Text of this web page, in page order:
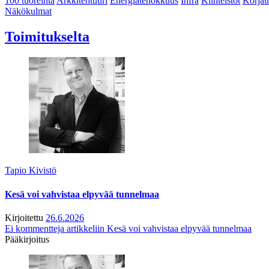
Näkökulmat
Toimitukselta
Tapio Kivistö
Kesä voi vahvistaa elpyvää tunnelmaa
Kirjoitettu 26.6.2026
Ei kommentteja artikkeliin Kesä voi vahvistaa elpyvää tunnelmaa
Pääkirjoitus